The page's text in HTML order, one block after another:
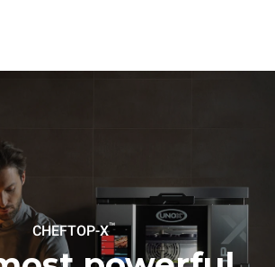
rinnovabili.Greenhouse
forno:
di polli
cotture al
CHEFTOP-X™